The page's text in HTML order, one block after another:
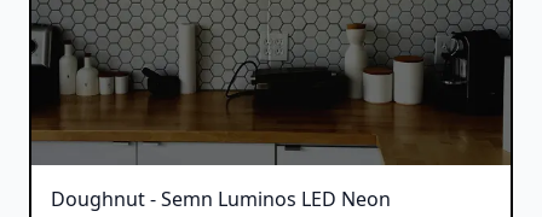
Doughnut - Semn Luminos LED Neon